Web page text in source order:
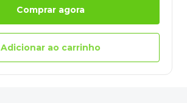
Comprar agora
Adicionar ao carrinho